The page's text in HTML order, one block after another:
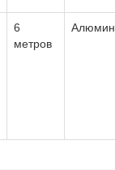
6
метров